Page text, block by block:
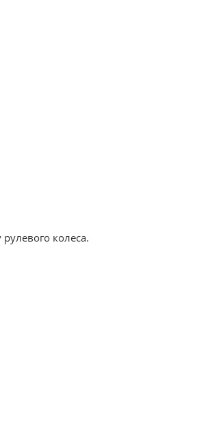
колеса.